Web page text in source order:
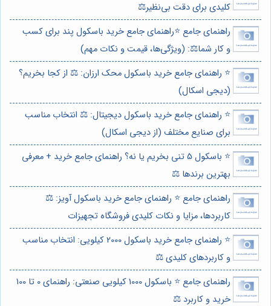
کلیدی برای دقت بی‌نظیر⚖️
راهنمای جامع ⭐️راهنمای جامع خرید باسکول پند برای کسب
و کار شما⚖️: (ویژگی‌ها، قیمت و نکات مهم)
⭐️ راهنمای جامع خرید باسکول محک ارزان: ⚖️ از کجا بخریم؟
(دیجی اسکال)
⭐️ راهنمای جامع خرید باسکول دیجیتال: ⚖️ انتخاب مناسب
برای صنایع مختلف (از دیجی اسکال)
⭐️ باسکول 5 تنی بخریم یا نه؟ راهنمای جامع خرید + معرفی
بهترین برندها ⚖️
راهنمای جامع ⭐️ راهنمای جامع خرید باسکول آویز: ⚖️
کاربردها، مزایا و نکات کلیدی فروشگاه تجهیزات
⭐️ راهنمای جامع خرید باسکول 2000 کیلویی: انتخاب مناسب
و کاربردهای کلیدی ⚖️
راهنمای جامع ⭐️ باسکول 1000 کیلویی صنعتی: راهنمای 0 تا 100
خرید و کاربرد ⚖️